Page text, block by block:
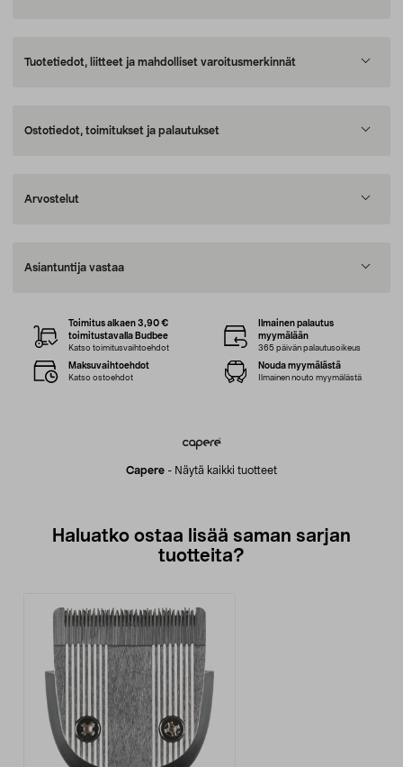
Tuotetiedot, liitteet ja mahdolliset varoitusmerkinnät
Ostotiedot, toimitukset ja palautukset
Arvostelut
Asiantuntija vastaa
Capere - Näytä kaikki tuotteet
Toimitus alkaen 3,90 €
toimitustavalla Budbee
Katso toimitusvaihtoehdot
Ilmainen palautus
myymälään
365 päivän palautusoikeus
Maksuvaihtoehdot
Katso ostoehdot
Nouda myymälästä
Ilmainen nouto myymälästä
Haluatko ostaa lisää saman sarjan
tuotteita?